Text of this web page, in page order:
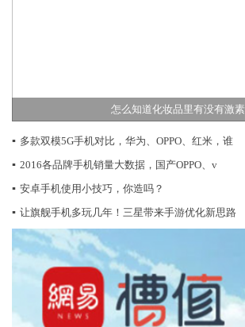
怎么知道化妆品里有没有激素
▪ 多款双模5G手机对比，华为、OPPO、红米，谁
▪ 2016各品牌手机销量大数据，国产OPPO、v
▪ 安卓手机使用小技巧，你造吗？
▪ 让旗舰手机多玩几年！三星带来手游优化新思路